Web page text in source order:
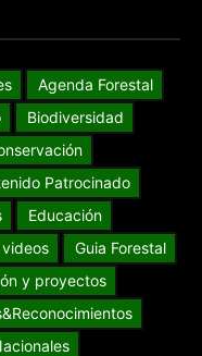
Agenda Forestal
Biodiversidad
Patrocinado
Educación
Guia Forestal
y proyectos